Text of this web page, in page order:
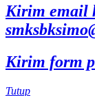
Kirim email
Kirim form
Tutup